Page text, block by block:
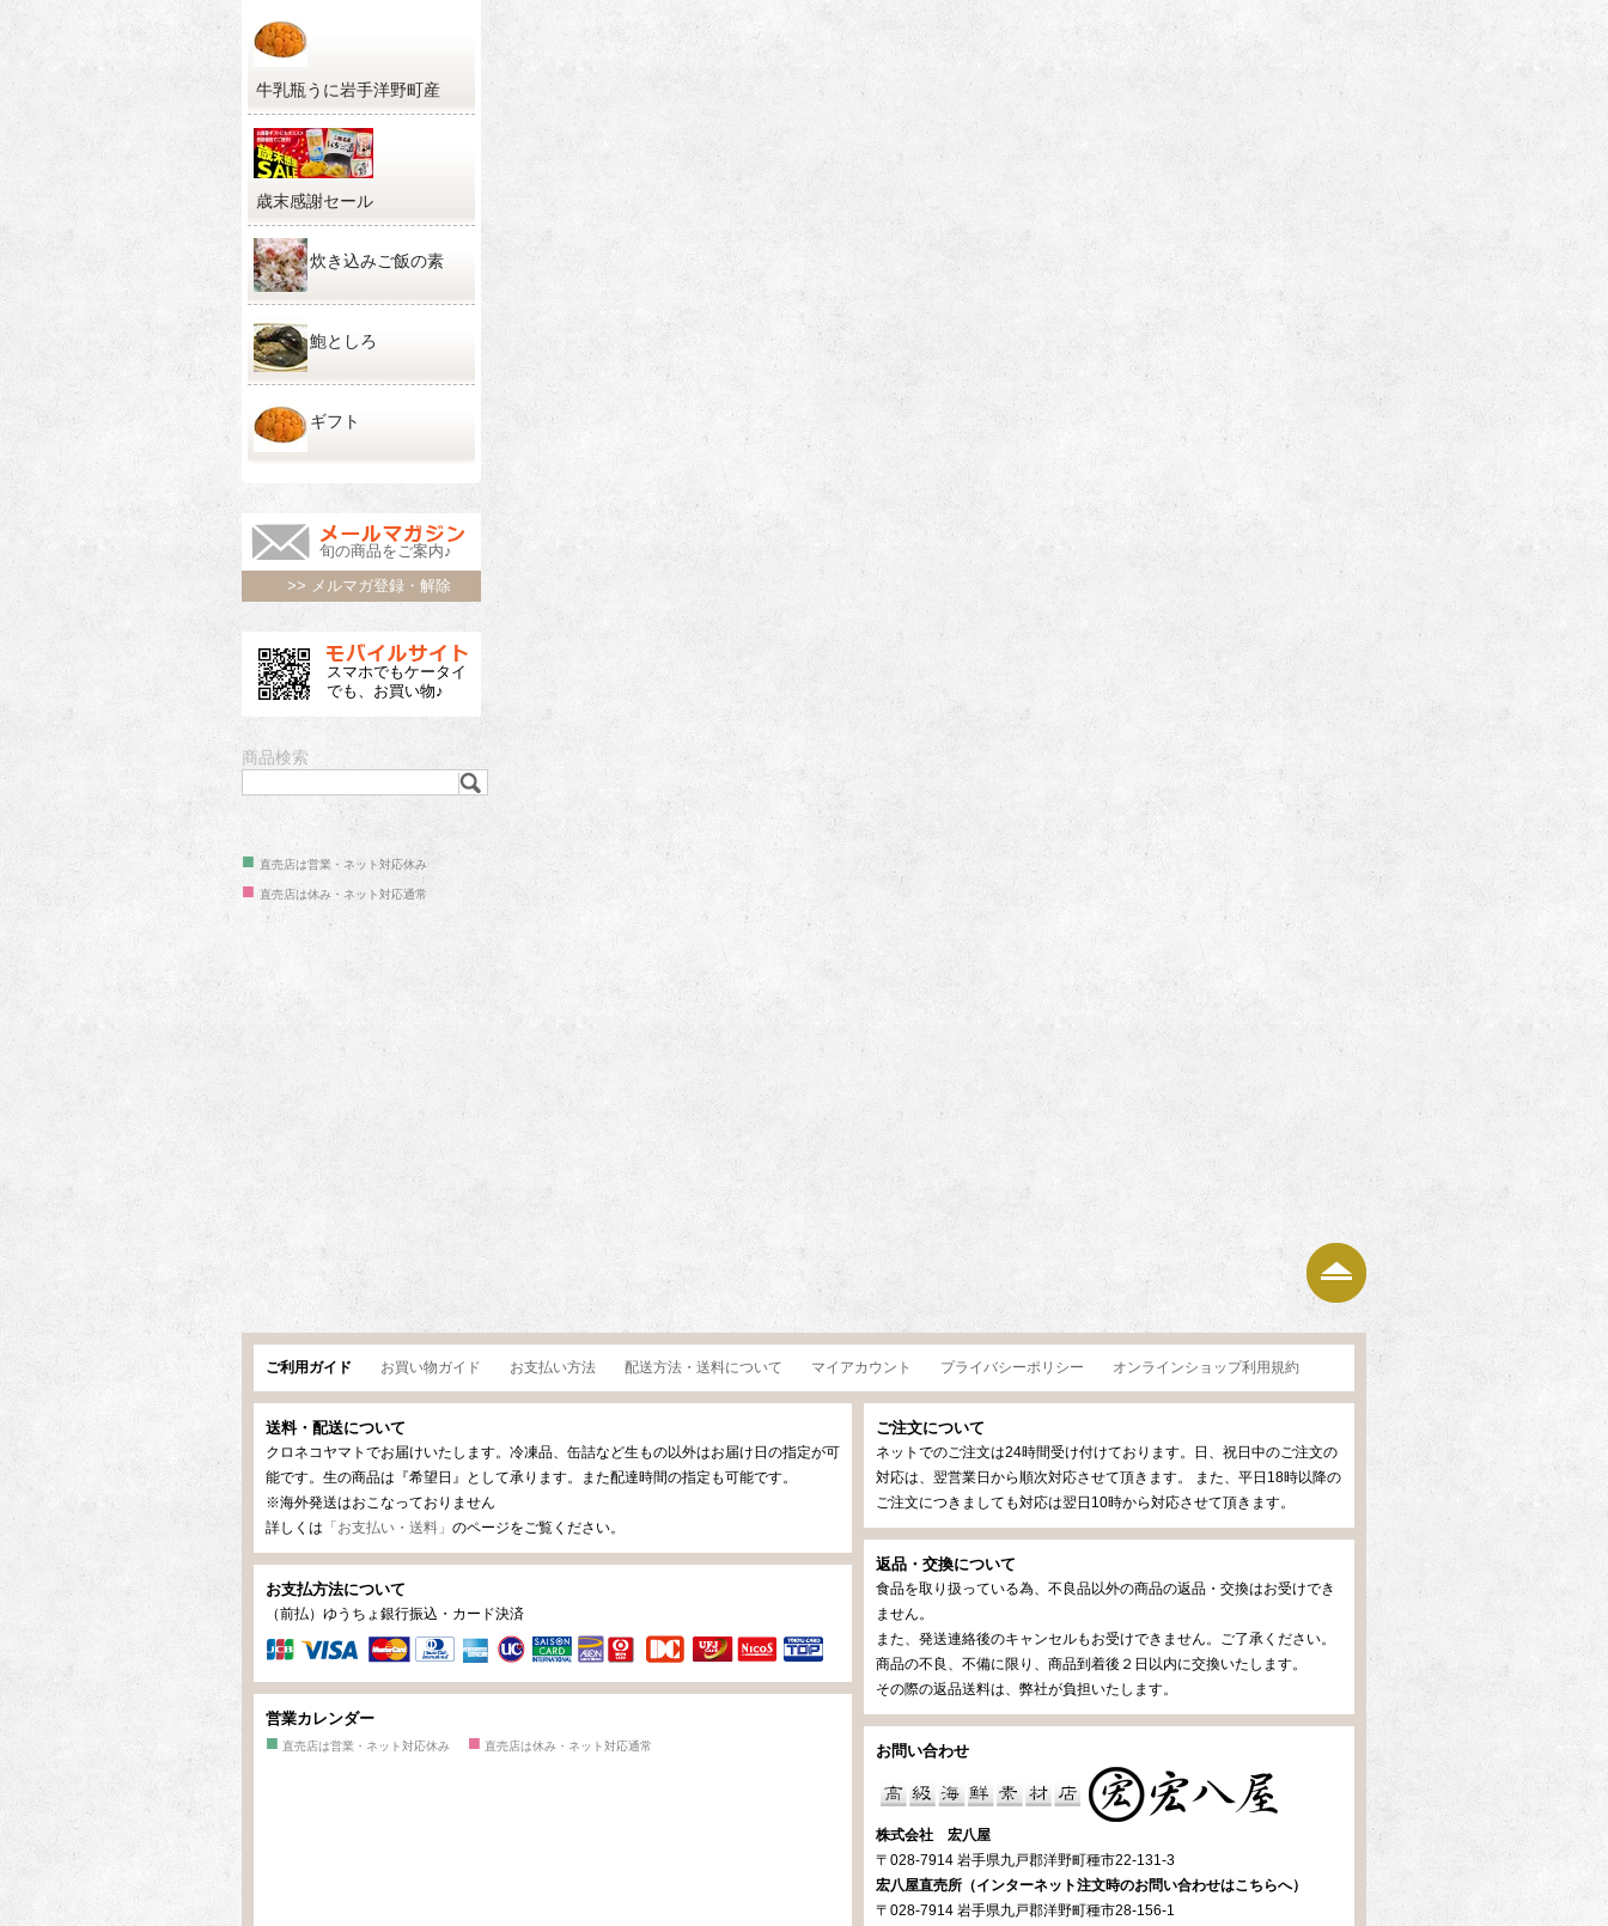
牛乳瓶うに岩手洋野町産
歳末感謝セール
炊き込みご飯の素
鮑としろ
ギフト
旬の商品をご案内♪
>> メルマガ登録・解除
スマホでもケータイ
でも、お買い物♪
商品検索
■ 直売店は営業・ネット対応休み
■ 直売店は休み・ネット対応通常
ご利用ガイド お買い物ガイド お支払い方法 配送方法・送料について マイアカウント プライバシーポリシー オンラインショップ利用規約
送料・配送について
クロネコヤマトでお届けいたします。冷凍品、缶詰など生もの以外はお届け日の指定が可
能です。生の商品は『希望日』として承ります。また配達時間の指定も可能です。
※海外発送はおこなっておりません
詳しくは 「お支払い・送料」 のページをご覧ください。
お支払方法について
（前払）ゆうちょ銀行振込・カード決済
営業カレンダー
■ 直売店は営業・ネット対応休み ■ 直売店は休み・ネット対応通常
ご注文について
ネットでのご注文は24時間受け付けております。日、祝日中のご注文の
対応は、翌営業日から順次対応させて頂きます。 また、平日18時以降の
ご注文につきましても対応は翌日10時から対応させて頂きます。
返品・交換について
食品を取り扱っている為、不良品以外の商品の返品・交換はお受けでき
ません。
また、発送連絡後のキャンセルもお受けできません。ご了承ください。
商品の不良、不備に限り、商品到着後２日以内に交換いたします。
その際の返品送料は、弊社が負担いたします。
お問い合わせ
株式会社 宏八屋
〒028-7914 岩手県九戸郡洋野町種市22-131-3
宏八屋直売所（インターネット注文時のお問い合わせはこちらへ）
〒028-7914 岩手県九戸郡洋野町種市28-156-1